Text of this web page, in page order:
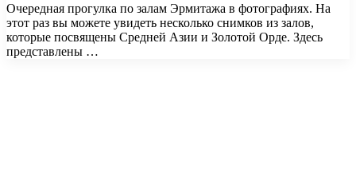
Очередная прогулка по залам Эрмитажа в фотографиях. На
этот раз вы можете увидеть несколько снимков из залов,
которые посвящены Средней Азии и Золотой Орде. Здесь
представлены …